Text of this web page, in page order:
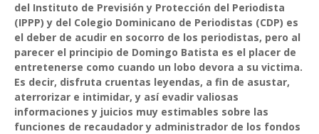
del Instituto de Previsión y Protección del Periodista
(IPPP) y del Colegio Dominicano de Periodistas (CDP) es
el deber de acudir en socorro de los periodistas, pero al
parecer el principio de Domingo Batista es el placer de
entretenerse como cuando un lobo devora a su victima.
Es decir, disfruta cruentas leyendas, a fin de asustar,
aterrorizar e intimidar, y así evadir valiosas
informaciones y juicios muy estimables sobre las
funciones de recaudador y administrador de los fondos